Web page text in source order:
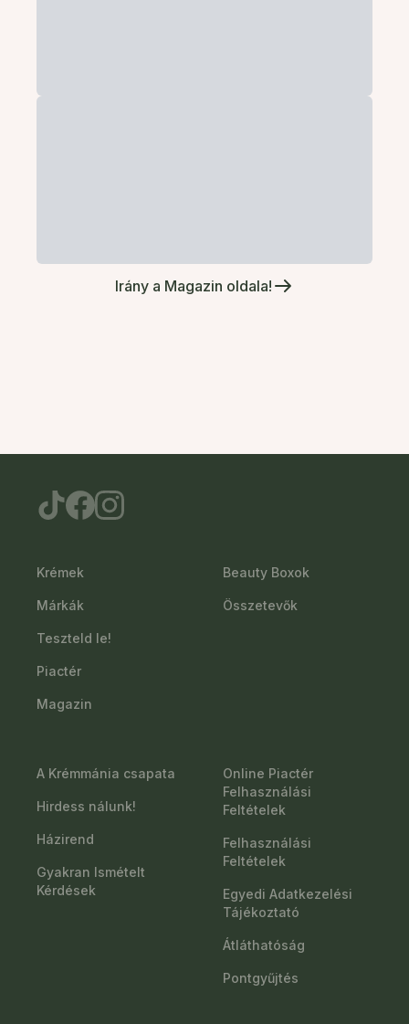
Irány a Magazin oldala!
Krémek
Márkák
Teszteld le!
Piactér
Magazin
Beauty Boxok
Összetevők
A Krémmánia csapata
Hirdess nálunk!
Házirend
Gyakran Ismételt
Kérdések
Online Piactér
Felhasználási
Feltételek
Felhasználási
Feltételek
Egyedi Adatkezelési
Tájékoztató
Átláthatóság
Pontgyűjtés